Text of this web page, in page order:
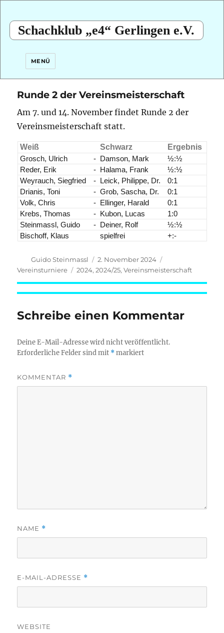
Schachklub „e4“ Gerlingen e.V.
MENÜ
Runde 2 der Vereinsmeisterschaft
Am 7. und 14. November findet Runde 2 der
Vereinsmeisterschaft statt.
Weiß Schwarz
Ergebnis
Grosch, Ulrich
- Damson, Mark
½:½
Reder, Erik
- Halama, Frank
½:½
Weyrauch, Siegfried
- Leick, Philippe, Dr.
0:1
Drianis, Toni
- Grob, Sascha, Dr.
0:1
Volk, Chris
- Ellinger, Harald
0:1
Krebs, Thomas
- Kubon, Lucas
1:0
Steinmassl, Guido
- Deiner, Rolf
½:½
Bischoff, Klaus
spielfrei +:-
Autor
Guido Steinmassl
Veröffentlicht
am
2. November 2024
Vereinsturniere
Schlagwörter
2024,2024/25,Vereinsmeisterschaft
Schreibe einen Kommentar
Deine E-Mail-Adresse wird nicht veröffentlicht.
Erforderliche Felder sind mit *markiert
KOMMENTAR *
NAME *
E-MAIL-ADRESSE *
WEBSITE